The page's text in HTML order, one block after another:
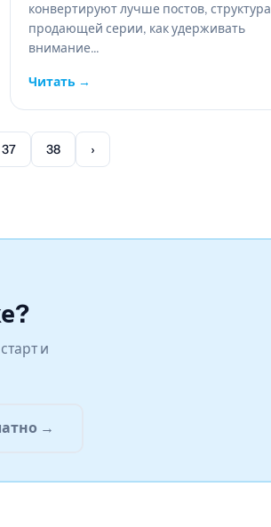
конвертируют лучше постов, структура
продающей серии, как удерживать
внимание...
Читать →
37 38 ›
и
→